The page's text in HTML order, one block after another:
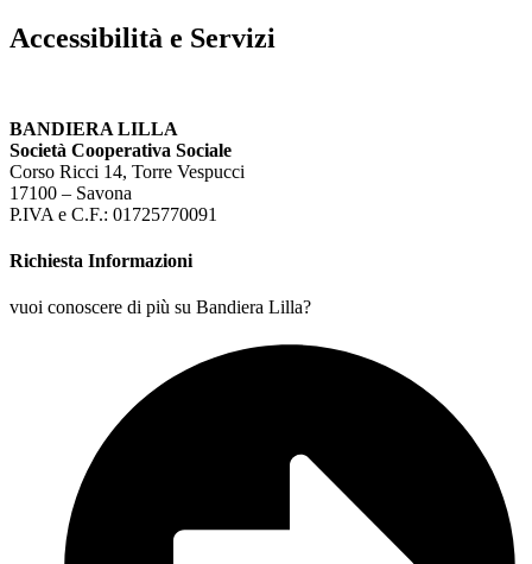
Accessibilità e Servizi
BANDIERA LILLA
Società Cooperativa Sociale
Corso Ricci 14, Torre Vespucci
17100 – Savona
P.IVA e C.F.: 01725770091
Richiesta Informazioni
vuoi conoscere di più su Bandiera Lilla?